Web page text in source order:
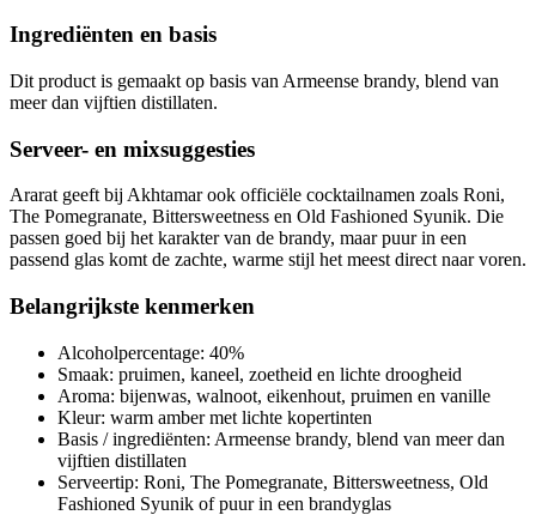
Ingrediënten en basis
Dit product is gemaakt op basis van Armeense brandy, blend van
meer dan vijftien distillaten.
Serveer- en mixsuggesties
Ararat geeft bij Akhtamar ook officiële cocktailnamen zoals Roni,
The Pomegranate, Bittersweetness en Old Fashioned Syunik. Die
passen goed bij het karakter van de brandy, maar puur in een
passend glas komt de zachte, warme stijl het meest direct naar voren.
Belangrijkste kenmerken
Alcoholpercentage: 40%
Smaak: pruimen, kaneel, zoetheid en lichte droogheid
Aroma: bijenwas, walnoot, eikenhout, pruimen en vanille
Kleur: warm amber met lichte kopertinten
Basis / ingrediënten: Armeense brandy, blend van meer dan
vijftien distillaten
Serveertip: Roni, The Pomegranate, Bittersweetness, Old
Fashioned Syunik of puur in een brandyglas